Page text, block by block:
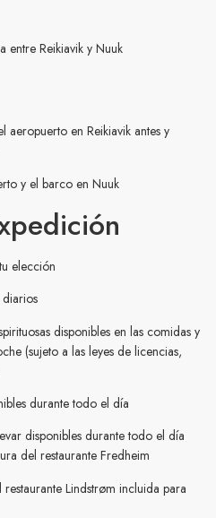
entre Reikiavik y Nuuk
aeropuerto en Reikiavik antes y
y el barco en Nuuk
elección
disponibles en las comidas y
(sujeto a las leyes de licencias,
durante todo el día
disponibles durante todo el día
del restaurante Fredheim
Lindstrøm incluida para